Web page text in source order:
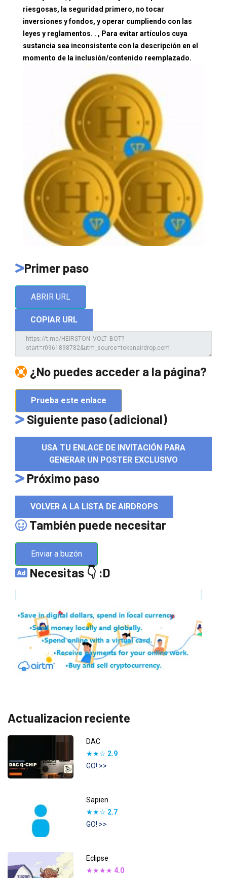
riesgosas, la seguridad primero, no tocar
inversiones y fondos, y operar cumpliendo con las
leyes y reglamentos. . , Para evitar artículos cuya
sustancia sea inconsistente con la descripción en el
momento de la inclusión/contenido reemplazado.
Primer paso
ABRIR URL
COPIAR URL
¿No puedes acceder a la página?
Prueba este enlace
Siguiente paso (adicional)
USA TU ENLACE DE INVITACIÓN PARA
GENERAR UN POSTER EXCLUSIVO
Próximo paso
VOLVER A LA LISTA DE AIRDROPS
También puede necesitar
Enviar a buzón
Necesitas 👇 :D
Actualizacion reciente
DAC
★★☆ 2.9
GO! >>
Sapien
★★☆ 2.7
GO! >>
Eclipse
★★★★ 4.0